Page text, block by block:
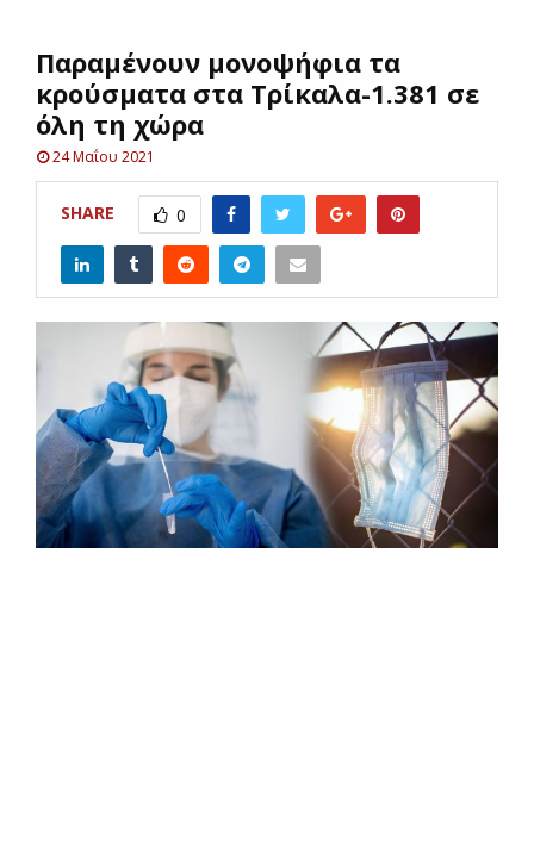
UΠαραμένουν μονοψήφια τα
κρούσματα στα Τρίκαλα-1.381 σε
όλη τη χώρα
24 Μαΐου 2021
SHARE 0